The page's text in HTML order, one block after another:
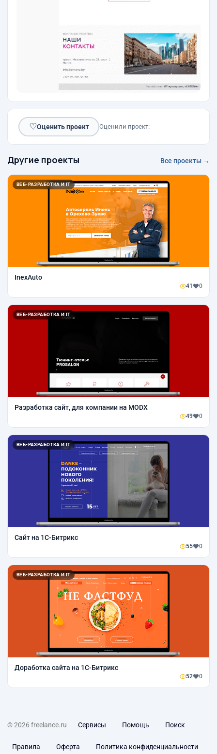
♡Оценить проект Оценили проект:
Другие проекты Все проекты →
ВЕБ-РАЗРАБОТКА И IT
InexAuto
41 0
ВЕБ-РАЗРАБОТКА И IT
Разработка сайт, для компании на MODX
49 0
ВЕБ-РАЗРАБОТКА И IT
Сайт на 1С-Битрикс
55 0
ВЕБ-РАЗРАБОТКА И IT
Доработка сайта на 1C-Битрикс
52 0
© 2026 freelance.ru Сервисы Помощь Поиск
Правила Оферта Политика конфиденциальности